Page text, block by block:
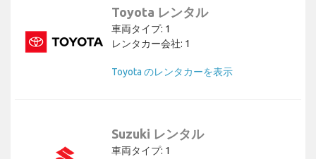
Toyota レンタル
車両タイプ: 1
レンタカー会社: 1
Toyota のレンタカーを表示
Suzuki レンタル
車両タイプ: 1